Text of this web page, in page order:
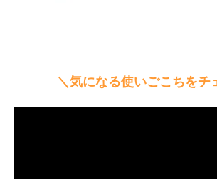
＼気になる使いごこちをチ